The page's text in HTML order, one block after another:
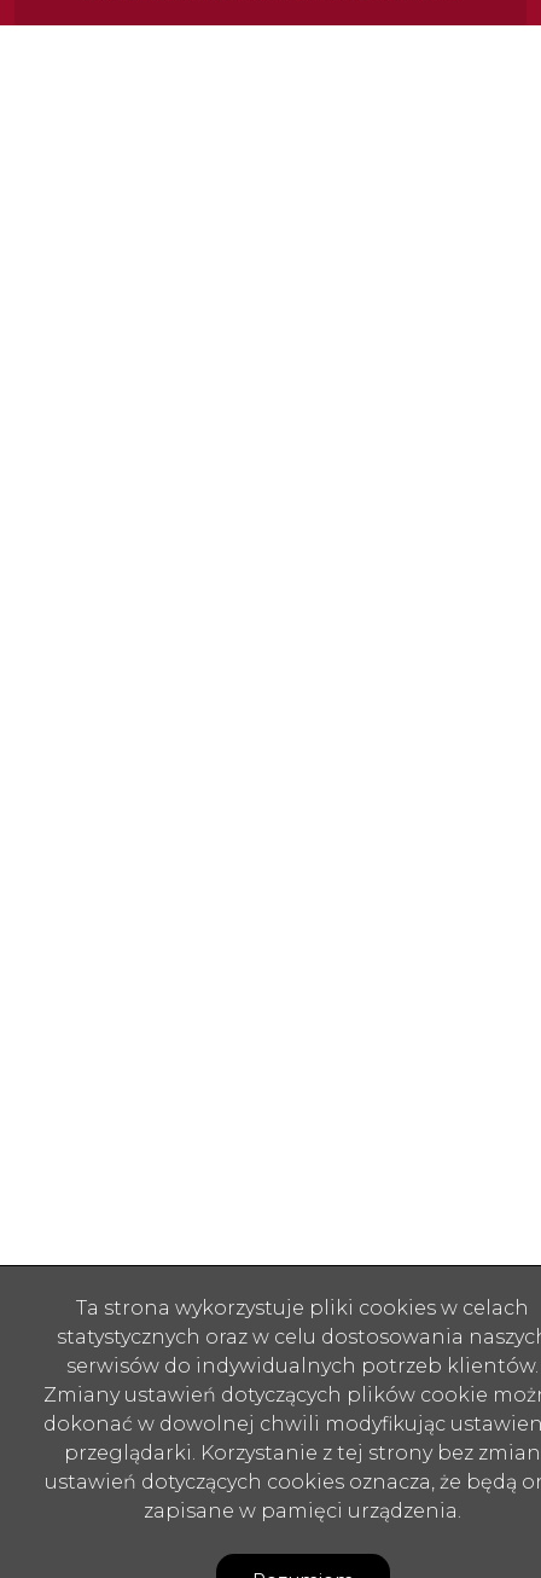
Ta strona wykorzystuje pliki cookies w celach
statystycznych oraz w celu dostosowania
serwisów do indywidualnych potrzeb klientów.
Zmiany ustawień dotyczących plików cookie
dokonać w dowolnej chwili modyfikując
przeglądarki. Korzystanie z tej strony bez zmian
ustawień dotyczących cookies oznacza, że będą
zapisane w pamięci urządzenia.